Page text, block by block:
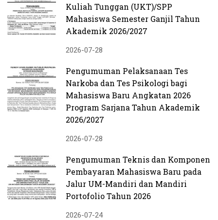
Kuliah Tunggan (UKT)/SPP
Mahasiswa Semester Ganjil Tahun
Akademik 2026/2027
2026-07-28
Pengumuman Pelaksanaan Tes
Narkoba dan Tes Psikologi bagi
Mahasiswa Baru Angkatan 2026
Program Sarjana Tahun Akademik
2026/2027
2026-07-28
Pengumuman Teknis dan Komponen
Pembayaran Mahasiswa Baru pada
Jalur UM-Mandiri dan Mandiri
Portofolio Tahun 2026
2026-07-24